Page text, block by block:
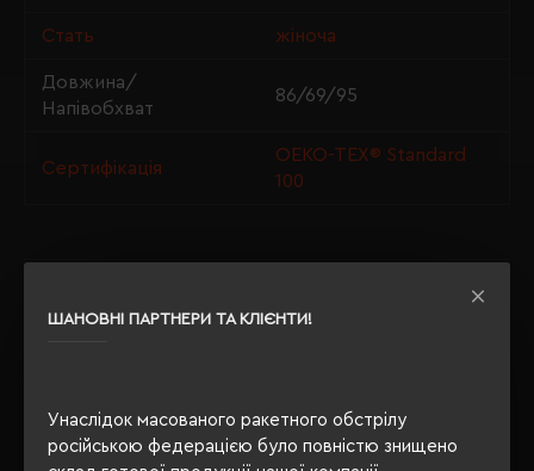
ШАНОВНІ ПАРТНЕРИ ТА КЛІЄНТИ!
Унаслідок масованого ракетного обстрілу
російською федерацією було повністю знищено
Стать жіноча
Довжина/
Напівобхват
86/69/95
Сертифікація
OEKO-TEX® Standard
100
РЕКОМЕНДУЄМО